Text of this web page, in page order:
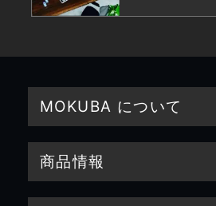
MOKUBA について
商品情報